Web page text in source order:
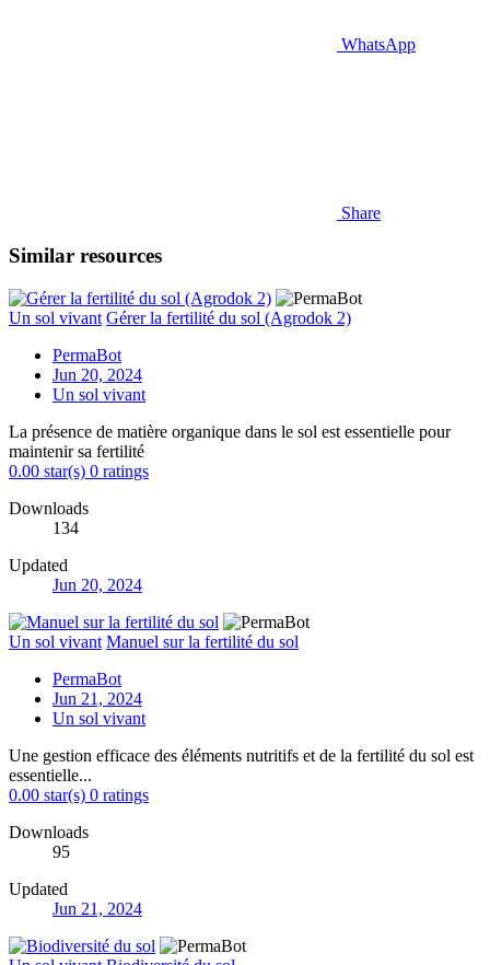
WhatsApp
Share
Similar resources
Un sol vivant Gérer la fertilité du sol (Agrodok 2)
PermaBot
Jun 20, 2024
Un sol vivant
La présence de matière organique dans le sol est essentielle pour
maintenir sa fertilité
0.00 star(s) 0 ratings
Downloads
134
Updated
Jun 20, 2024
Un sol vivant Manuel sur la fertilité du sol
PermaBot
Jun 21, 2024
Un sol vivant
Une gestion efficace des éléments nutritifs et de la fertilité du sol est
essentielle...
0.00 star(s) 0 ratings
Downloads
95
Updated
Jun 21, 2024